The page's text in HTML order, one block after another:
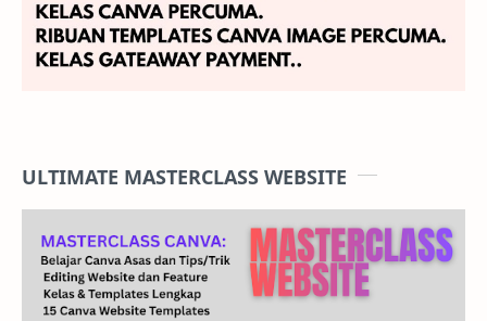
ULTIMATE MASTERCLASS WEBSITE